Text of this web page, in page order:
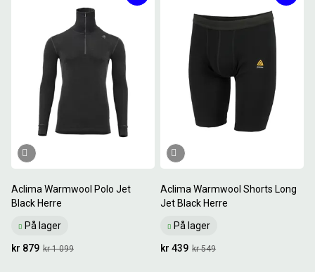
Aclima Warmwool Polo Jet
Black Herre
På lager
kr 1 099
kr 879
Aclima Warmwool Shorts Long
Jet Black Herre
På lager
kr 549
kr 439